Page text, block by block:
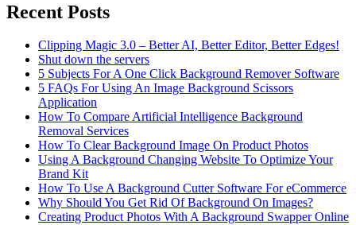
Recent Posts
Clipping Magic 3.0 – Better AI, Better Editor, Better Edges!
Shut down the servers
5 Subjects For A One Click Background Remover Software
5 FAQs For Using An Image Background Scissors
Application
How To Compare Artificial Intelligence Background
Removal Services
How To Clear Background Image On Product Photos
Using A Background Changing Website To Optimize Your
Brand Kit
How To Use A Background Cutter Software For eCommerce
Why Should You Get Rid Of Background On Images?
Creating Product Photos With A Background Swapper Online